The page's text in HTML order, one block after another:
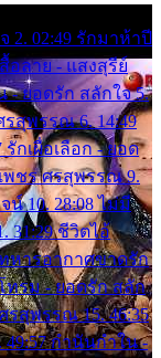
2. 02:49 รักมาห้าปี
อลาย - แสงสุรีย์
- ยอดรัก สลักใจ 5.
สุพรรณ 6. 14:49
รักเผื่อเลือก - ยอด
พชร ศรสุพรรณ 9.
น์ 10. 28:08 ไม่มี
31:29 ชีวิตไอ้
หารอากาศขาดรัก
ทรม - ยอดรัก สลัก
รสุพรรณ 15. 46:35
49:57 กำนันกำใน -